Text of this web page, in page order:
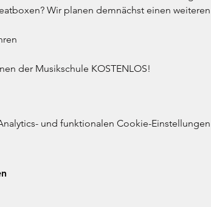
Wir planen demnächst einen
der Musikschule KOSTENLOS!
und funktionalen Cookie-